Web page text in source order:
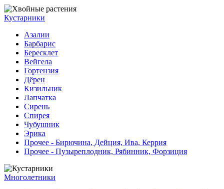
Кустарники
Азалии
Барбарис
Бересклет
Вейгела
Гортензия
Дёрен
Кизильник
Лапчатка
Сирень
Спирея
Чубушник
Эрика
Прочее - Бирючина, Дейция, Ива, Керрия
Прочее - Пузыреплодник, Рябинник, Форзиция
Многолетники